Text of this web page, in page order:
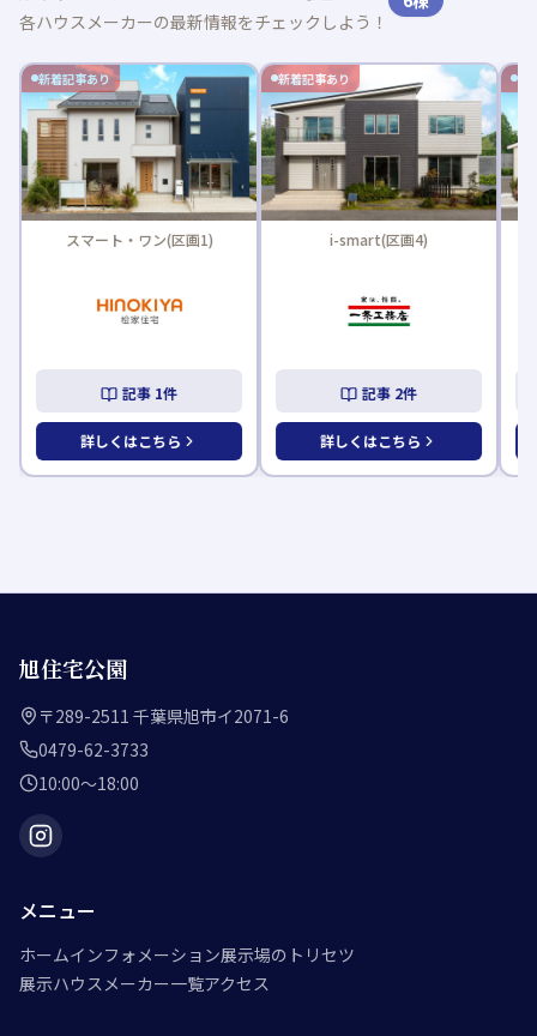
各ハウスメーカーの最新情報をチェックしよう！
新着記事あり
i-smart(区画4)
記事 2件
詳しくはこちら
新
新着記事あり
スマート・ワン(区画1)
記事 1件
詳しくはこちら
旭住宅公園
〒289-2511 千葉県旭市イ2071-6
0479-62-3733
10:00〜18:00
メニュー
ホームインフォメーション展示場のトリセツ
展示ハウスメーカー一覧アクセス